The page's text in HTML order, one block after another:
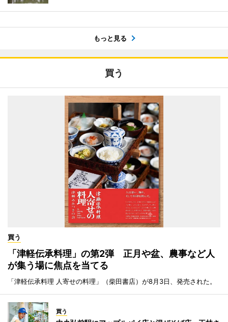
もっと見る
買う
買う
「津軽伝承料理」の第2弾 正月や盆、農事など人
が集う場に焦点を当てる
「津軽伝承料理 人寄せの料理」（柴田書店）が8月3日、発売された。
買う